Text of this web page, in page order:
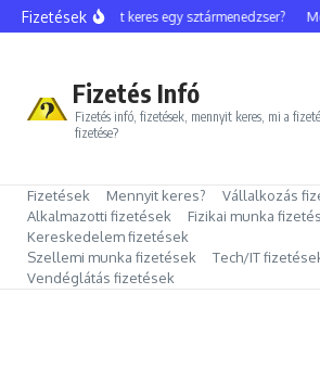
Ugrás a tartalomhoz
FizetésekMennyit keres egy sztármenedzser?
Fizetés Infó
Fizetés infó, fizetések, mennyit keres, mi a
fizetése?
Fizetések Mennyit keres?
Vállalkozás
Alkalmazotti fizetések
Fizikai munka
Kereskedelem fizetések
Szellemi munka fizetések
Tech/IT
Vendéglátás fizetések